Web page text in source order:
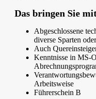
Das bringen Sie
Abgeschlossene
diverse Sparten
Auch
Kenntnisse in MS-
Arbeitsweise
Führerschein B